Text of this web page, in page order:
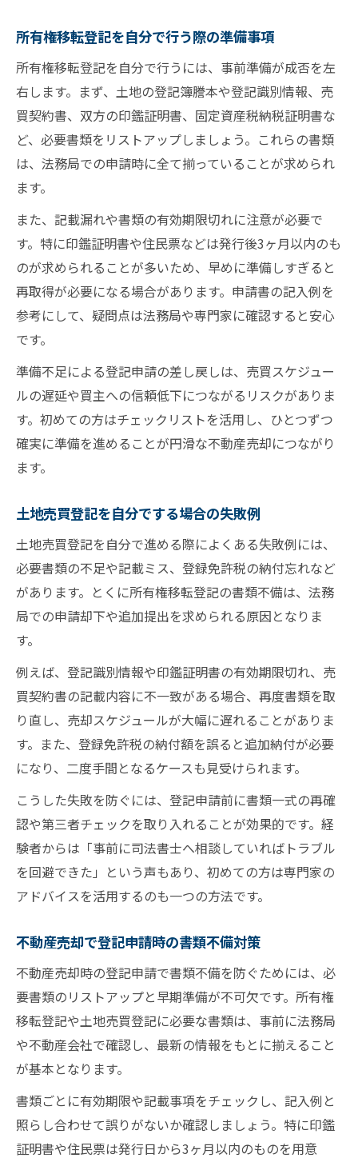
所有権移転登記を自分で行う際の準備事項
所有権移転登記を自分で行うには、事前準備が成否を左
右します。まず、土地の登記簿謄本や登記識別情報、売
買契約書、双方の印鑑証明書、固定資産税納税証明書な
ど、必要書類をリストアップしましょう。これらの書類
は、法務局での申請時に全て揃っていることが求められ
ます。
また、記載漏れや書類の有効期限切れに注意が必要で
す。特に印鑑証明書や住民票などは発行後3ヶ月以内のも
のが求められることが多いため、早めに準備しすぎると
再取得が必要になる場合があります。申請書の記入例を
参考にして、疑問点は法務局や専門家に確認すると安心
です。
準備不足による登記申請の差し戻しは、売買スケジュー
ルの遅延や買主への信頼低下につながるリスクがありま
す。初めての方はチェックリストを活用し、ひとつずつ
確実に準備を進めることが円滑な不動産売却につながり
ます。
土地売買登記を自分でする場合の失敗例
土地売買登記を自分で進める際によくある失敗例には、
必要書類の不足や記載ミス、登録免許税の納付忘れなど
があります。とくに所有権移転登記の書類不備は、法務
局での申請却下や追加提出を求められる原因となりま
す。
例えば、登記識別情報や印鑑証明書の有効期限切れ、売
買契約書の記載内容に不一致がある場合、再度書類を取
り直し、売却スケジュールが大幅に遅れることがありま
す。また、登録免許税の納付額を誤ると追加納付が必要
になり、二度手間となるケースも見受けられます。
こうした失敗を防ぐには、登記申請前に書類一式の再確
認や第三者チェックを取り入れることが効果的です。経
験者からは「事前に司法書士へ相談していればトラブル
を回避できた」という声もあり、初めての方は専門家の
アドバイスを活用するのも一つの方法です。
不動産売却で登記申請時の書類不備対策
不動産売却時の登記申請で書類不備を防ぐためには、必
要書類のリストアップと早期準備が不可欠です。所有権
移転登記や土地売買登記に必要な書類は、事前に法務局
や不動産会社で確認し、最新の情報をもとに揃えること
が基本となります。
書類ごとに有効期限や記載事項をチェックし、記入例と
照らし合わせて誤りがないか確認しましょう。特に印鑑
証明書や住民票は発行日から3ヶ月以内のものを用意